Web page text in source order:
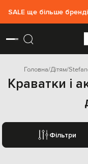
SALE ще більше
Головна Дітям
Краватки і
Фільтри